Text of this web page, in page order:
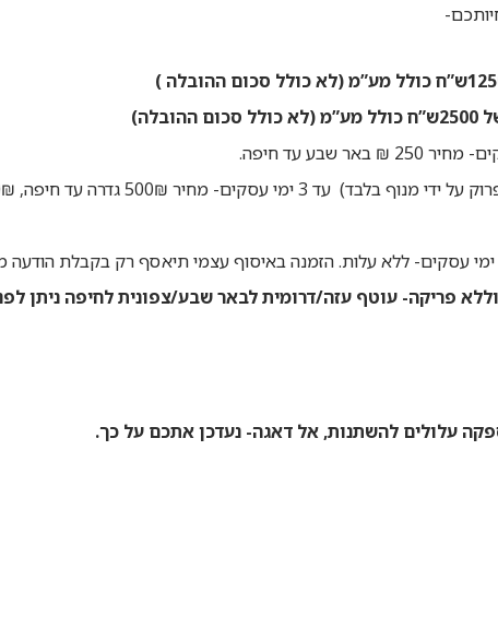
פריקה- עוטף עזה/דרומית לבאר שבע/צפונית לחיפה ניתן
עלולים להשתנות, אל דאגה- נעדכן אתכם על כך.